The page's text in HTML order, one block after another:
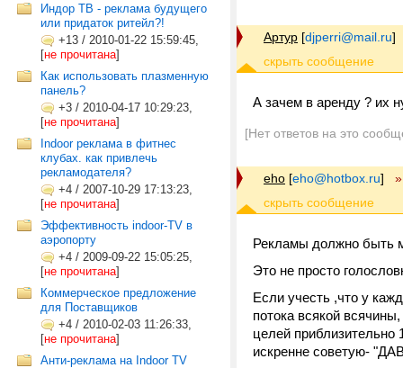
Индор ТВ - реклама будущего
или придаток ритейл?!
+13 / 2010-01-22 15:59:45,
[не прочитана]
Как использовать плазменную
панель?
+3 / 2010-04-17 10:29:23,
[не прочитана]
Indoor реклама в фитнес
клубах. как привлечь
рекламодателя?
+4 / 2007-10-29 17:13:23,
[не прочитана]
Эффективность indoor-TV в
аэропорту
+4 / 2009-09-22 15:05:25,
[не прочитана]
Коммерческое предложение
для Поставщиков
+4 / 2010-02-03 11:26:33,
[не прочитана]
Анти-реклама на Indoor TV
Артур [djperri@mail.ru]
А зачем в аренду ? их
[Нет ответов на это
eho [eho@hotbox.ru] »
Рекламы должно быть
Это не просто
Если учесть ,что у
потока всякой
целей приблизительно
искренне советую-